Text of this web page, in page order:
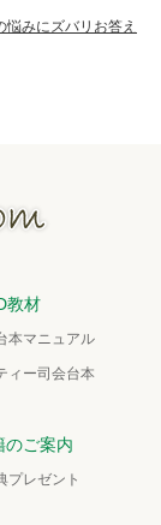
悩みにズバリお答え
教材
本マニュアル
ィー司会台本
のご案内
プレゼント